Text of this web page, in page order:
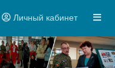
Личный кабинет